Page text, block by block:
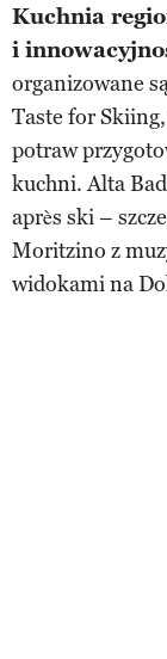
Kuchnia
i
organizowane
Taste for
potraw
kuchni. Alta
après ski –
Moritzino z
widokami na